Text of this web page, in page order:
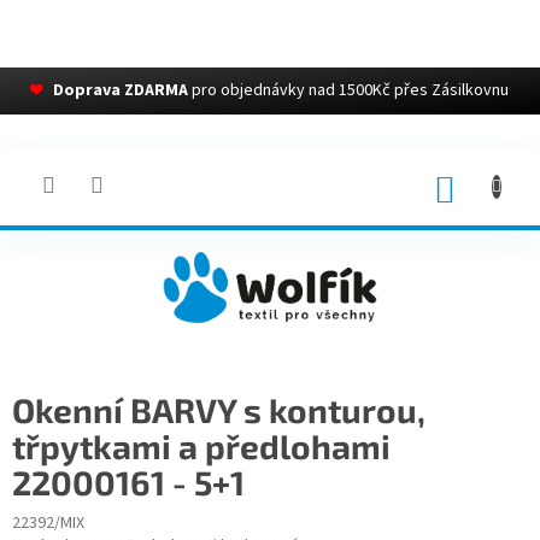
❤ Doprava ZDARMApro objednávky nad 1500Kč přes Zásilkovnu
Okenní BARVY s konturou,
třpytkami a předlohami
22000161 - 5+1
22392/MIX